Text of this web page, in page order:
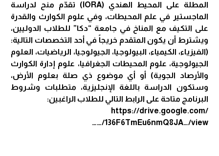
المطلة على المحيط الهندي (IORA) تقدّم منح لدراسة
الماجستير في علم المحيطات، وفي علوم الكوارث والقدرة
على التكيف مع المناخ في جامعة “دكا” للطلاب الدوليين،
ويشترط أن يكون المتقدم خريجاً في أحد التخصصات التالية:
(الفيزياء، الكيمياء، البيولوجيا، الجيولوجيا، الرياضيات، العلوم
الجيولوجية، علوم المحيطات الجغرافيا، علوم إدارة الكوارث
والأرصاد الجوية) أو أي موضوع ذي صلة بعلوم الأرض،
وستكون الدراسة باللغة الإنجليزية، متطلبات وشروط
البرنامج متاحة على الرابط التالي للطلاب الراغبين:
https://drive.google.com/
…/136F6TmEu6nmQ8JA…/view…